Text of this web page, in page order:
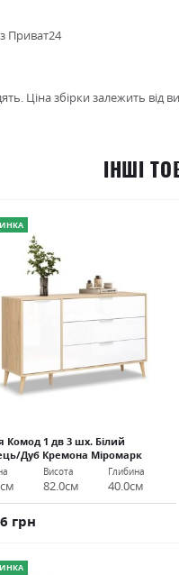
Приват24
Ціна збірки залежить від
ІНШІ
Комод 1 дв 3 шх. Білий
Дуб Кремона Міромарк
Висота
82.0см
Глибина
40.0см
грн